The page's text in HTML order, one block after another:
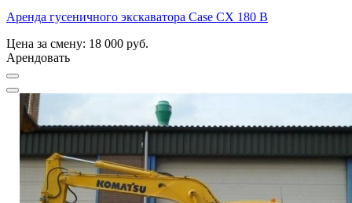
Аренда гусеничного экскаватора Case CX 180 B
Цена за смену: 18 000 руб.
Арендовать